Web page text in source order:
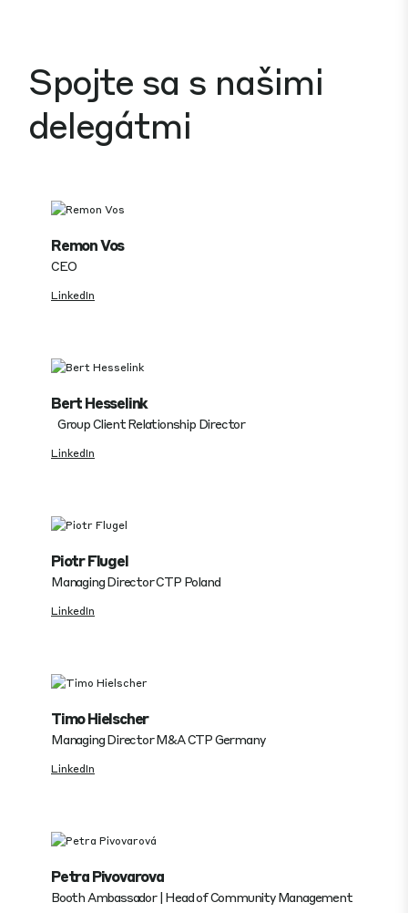
Spojte sa s našimi
delegátmi
Remon Vos
CEO
LinkedIn
Bert Hesselink
Group Client Relationship Director
LinkedIn
Piotr Flugel
Managing Director CTP Poland
LinkedIn
Timo Hielscher
Managing Director M&A CTP Germany
LinkedIn
Petra Pivovarova
Booth Ambassador | Head of Community Management